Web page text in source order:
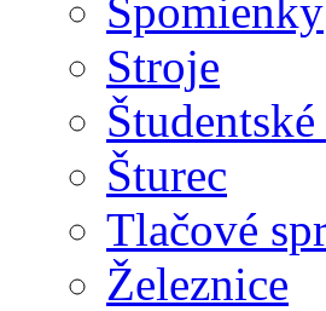
Spomienky
Stroje
Študentské
Šturec
Tlačové
Železnice